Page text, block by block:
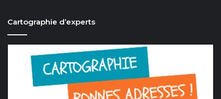
Cartographie d’experts